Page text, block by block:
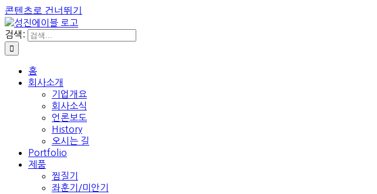
콘텐츠로 건너뛰기
검색:
홈
회사소개
기업개요
회사소식
언론보도
History
오시는 길
Portfolio
제품
찜질기
좌훈기/미안기